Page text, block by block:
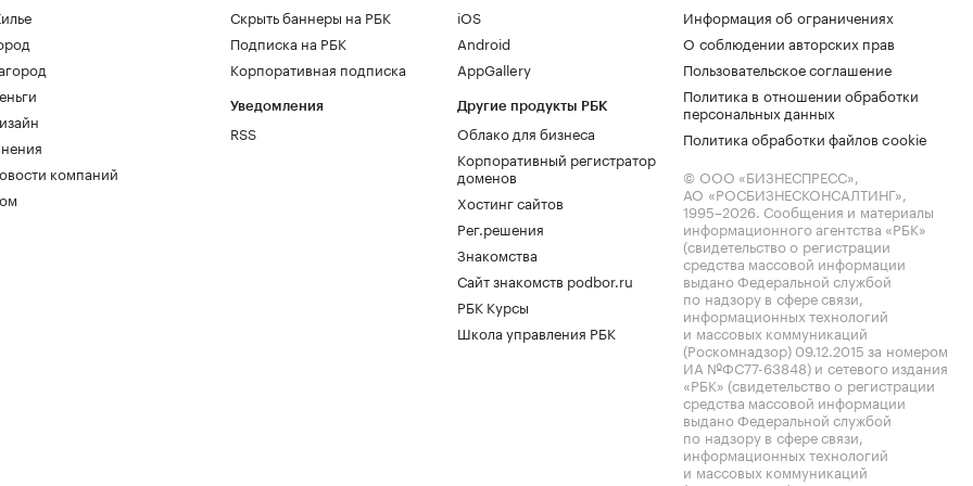
компаний
Скрыть баннеры на РБК
Подписка на РБК
Корпоративная подписка
Уведомления
RSS
iOS
Android
AppGallery
Другие продукты РБК
Облако для бизнеса
Корпоративный регистратор
доменов
Хостинг сайтов
Рег.решения
Знакомства
Сайт знакомств podbor.ru
РБК Курсы
Школа управления РБК
Информация об ограничениях
О соблюдении авторских прав
Пользовательское соглашение
Политика в отношении обработки
персональных данных
Политика обработки файлов cookie
© ООО «БИЗНЕСПРЕСС»,
АО «РОСБИЗНЕСКОНСАЛТИНГ»,
1995–2026. Сообщения и материалы
информационного агентства «РБК»
(свидетельство о регистрации
средства массовой информации
выдано Федеральной службой
по надзору в сфере связи,
информационных технологий
и массовых коммуникаций
(Роскомнадзор) 09.12.2015 за номером
ИА №ФС77-63848) и сетевого издания
«РБК» (свидетельство о регистрации
средства массовой информации
выдано Федеральной службой
по надзору в сфере связи,
информационных технологий
и массовых коммуникаций